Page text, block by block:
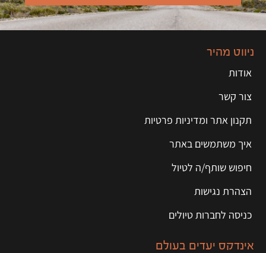
ניווט מהיר
אודות
צור קשר
תקנון אתר ומדיניות פרטיות
איך משתמשים באתר
חיפוש שותף/ה לטיול
הצהרת נגישות
כניסה לחברות טיולים
אינדקס יעדים בעולם